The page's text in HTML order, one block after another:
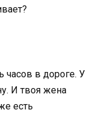
часов в дороге. У
И твоя жена
есть